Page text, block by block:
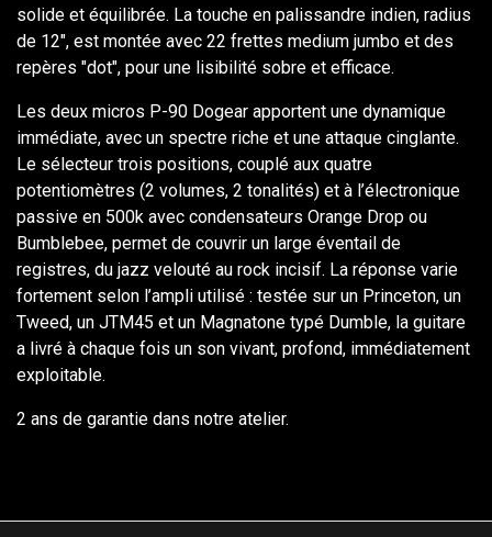
solide et équilibrée. La touche en palissandre indien, radius
de 12", est montée avec 22 frettes medium jumbo et des
repères "dot", pour une lisibilité sobre et efficace.
Les deux micros P-90 Dogear apportent une dynamique
immédiate, avec un spectre riche et une attaque cinglante.
Le sélecteur trois positions, couplé aux quatre
potentiomètres (2 volumes, 2 tonalités) et à l’électronique
passive en 500k avec condensateurs Orange Drop ou
Bumblebee, permet de couvrir un large éventail de
registres, du jazz velouté au rock incisif. La réponse varie
fortement selon l’ampli utilisé : testée sur un Princeton, un
Tweed, un JTM45 et un Magnatone typé Dumble, la guitare
a livré à chaque fois un son vivant, profond, immédiatement
exploitable.
2 ans de garantie dans notre atelier.